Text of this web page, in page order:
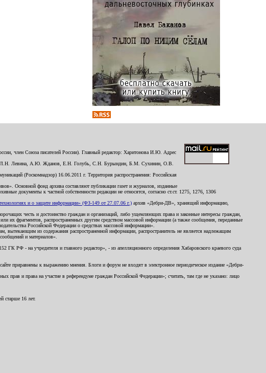
член Союза писателей России). Главный редактор: Харитонова И.Ю. Адрес
Л.Н. Левина, А.Ю. Жданов, Е.Н. Голубь, С.Н. Бурындин, Б.М. Сухинин, О.В.
(Роскомнадзор) 16.06.2011 г. Территория распространения: Российская
Основной фонд архива составляют публикации газет и журналов, изданные
документы к частной собственности редакции не относятся, согласно ст.ст. 1275, 1276, 1306
и о защите информации» (ФЗ-149 от 27.07.06 г.) архив «Дебри-ДВ», хранящий информацию,
честь и достоинство граждан и организаций, либо ущемляющих права и законные интересы граждан,
их фрагментов, распространенных другим средством массовой информации (а также сообщения, переданные
Российской Федерации о средствах массовой информации».
из содержания распространенной информации, распространитель не является надлежащим
и материалов».
РФ - на учредителя и главного редактор», - из апелляционного определения Хабаровского краевого суда
приравнены к выражению мнения. Блоги и форум не входят в электронное периодическое издание «Дебри-
и права на участие в референдуме граждан Российской Федерации»; считать, там где не указано: лицо
старше 16 лет.